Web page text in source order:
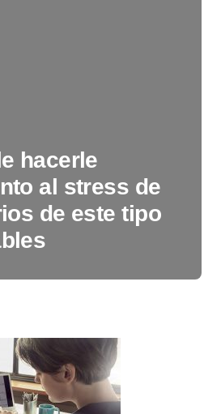
hacerle
al stress de
de este tipo